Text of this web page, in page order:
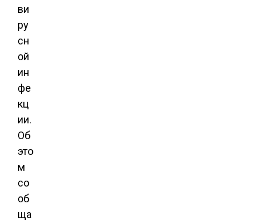
ви
ру
сн
ой
ин
фе
кц
ии.
Об
это
м
со
об
ща